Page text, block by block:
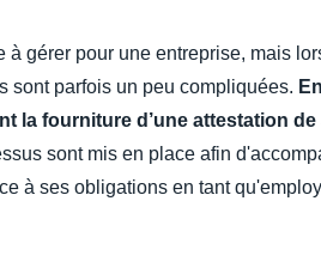
gérer pour une entreprise, mais
sont parfois un peu compliquées.
la fourniture d’une attestation
sont mis en place afin
à ses obligations en tant